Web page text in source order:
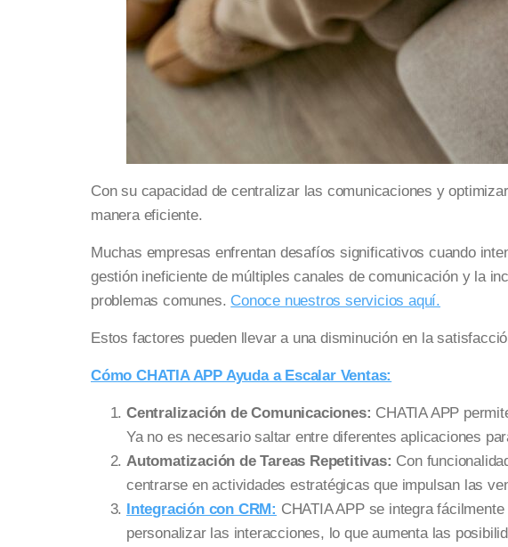
Con su capacidad de centralizar las comunicaciones y
manera eficiente.
Muchas empresas enfrentan desafíos significativos cuando
gestión ineficiente de múltiples canales de comunicación y la
problemas comunes. Conoce nuestros servicios aquí.
Estos factores pueden llevar a una disminución en la
Cómo CHATIA APP Ayuda a Escalar Ventas:
Centralización de Comunicaciones: CHATIA APP
Ya no es necesario saltar entre diferentes aplicaciones
Automatización de Tareas Repetitivas: Con
centrarse en actividades estratégicas que impulsan las
Integración con CRM: CHATIA APP se integra
personalizar las interacciones, lo que aumenta las